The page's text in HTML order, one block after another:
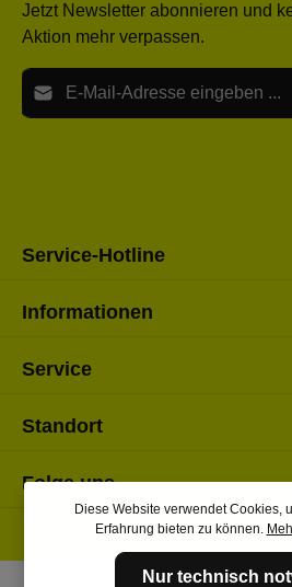
Jetzt Newsletter abonnieren und
Aktion mehr verpassen.
E-Mail-Adresse*
Service-Hotline
Informationen
Service
Standort
Folge uns
Diese Website verwendet Cookies,
Erfahrung bieten zu können.
Nur technisch